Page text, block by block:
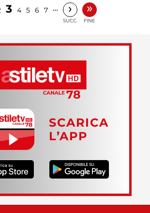
3 4 5 6 7 … ›
SUCC.
»
FINE
SCARICA
L’APP